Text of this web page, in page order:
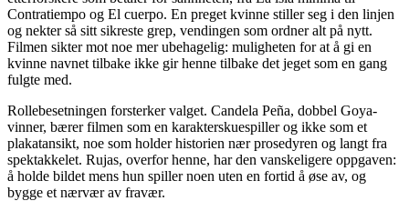
Contratiempo og El cuerpo. En preget kvinne stiller seg i den linjen
og nekter så sitt sikreste grep, vendingen som ordner alt på nytt.
Filmen sikter mot noe mer ubehagelig: muligheten for at å gi en
kvinne navnet tilbake ikke gir henne tilbake det jeget som en gang
fulgte med.
Rollebesetningen forsterker valget. Candela Peña, dobbel Goya-
vinner, bærer filmen som en karakterskuespiller og ikke som et
plakatansikt, noe som holder historien nær prosedyren og langt fra
spektakkelet. Rujas, overfor henne, har den vanskeligere oppgaven:
å holde bildet mens hun spiller noen uten en fortid å øse av, og
bygge et nærvær av fravær.